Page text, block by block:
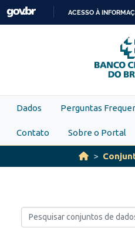
Skip to main content
ACESSO À
Dados Perguntas
Contato Sobre o Portal